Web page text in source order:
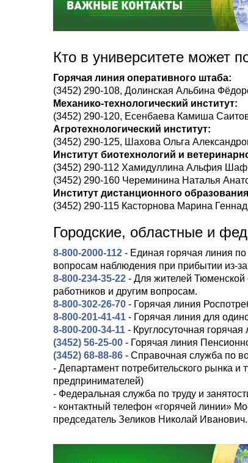
Кто в университете может
Горячая линия оперативного штаба:
(3452) 290-108, Долинская Альбина
Механико-технологический институт:
(3452) 290-120, Есенбаева Камиша
Агротехнологический институт:
(3452) 290-125, Шахова Ольга
Институт биотехнологий и
(3452) 290-112 Хамидуллина Альфия
(3452) 290-160 Череминина Наталья
Институт дистанционного
(3452) 290-115 Касторнова Марина
Городские, областные и
8-800-2000-112 - Единая горячая линия
вопросам наблюдения при прибытии из-
8-800-234-35-22 - Для жителей Тюменской
работников и другим вопросам.
8-800-302-26-70 - Горячая линия
8-800-201-41-41 - Горячая линия для
8-800-200-34-11 - Круглосуточная
(3452) 56-25-00 - Горячая линия
(3452) 68-88-86 - Справочная служба по
- Департамент потребительского рынка
предпринимателей)
- Федеральная служба по труду и
- контактный телефон «горячей линии»
председатель Зеликов Николай Иванович.